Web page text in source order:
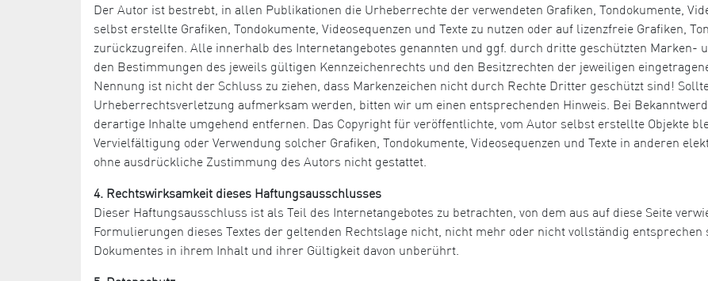
Der Autor ist bestrebt, in allen Publikationen die Urheberrechte der verwendeten Grafiken, Tondokumente,
selbst erstellte Grafiken, Tondokumente, Videosequenzen und Texte zu nutzen oder auf lizenzfreie Grafiken,
zurückzugreifen. Alle innerhalb des Internetangebotes genannten und ggf. durch dritte geschützten Marken-
den Bestimmungen des jeweils gültigen Kennzeichenrechts und den Besitzrechten der jeweiligen
Nennung ist nicht der Schluss zu ziehen, dass Markenzeichen nicht durch Rechte Dritter geschützt sind!
Urheberrechtsverletzung aufmerksam werden, bitten wir um einen entsprechenden Hinweis. Bei
derartige Inhalte umgehend entfernen. Das Copyright für veröffentlichte, vom Autor selbst erstellte Objekte
Vervielfältigung oder Verwendung solcher Grafiken, Tondokumente, Videosequenzen und Texte in anderen
ohne ausdrückliche Zustimmung des Autors nicht gestattet.
4. Rechtswirksamkeit dieses Haftungsausschlusses
Dieser Haftungsausschluss ist als Teil des Internetangebotes zu betrachten, von dem aus auf diese Seite
Formulierungen dieses Textes der geltenden Rechtslage nicht, nicht mehr oder nicht vollständig
Dokumentes in ihrem Inhalt und ihrer Gültigkeit davon unberührt.